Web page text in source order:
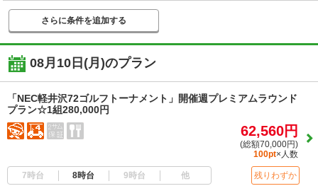
さらに条件を追加する
08月10日(月)のプラン
「NEC軽井沢72ゴルフトーナメント」開催週プレミアムラウンド
プラン☆1組280,000円
62,560円
(総額70,000円)
100pt×人数
7時台 8時台 9時台 他 残りわずか